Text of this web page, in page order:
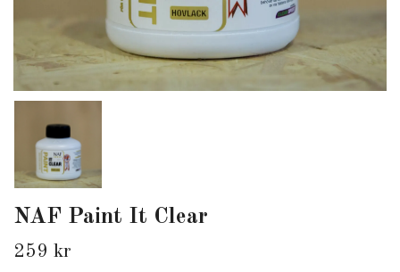
NAF Paint It Clear
259 kr